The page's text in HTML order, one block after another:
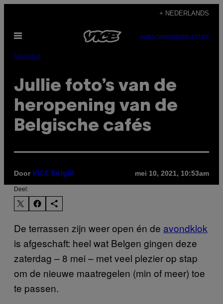
de
inhoud
+ NEDERLANDS
Open
SUBSCRIBENEWSLETTER
Identiteit
Jullie foto’s van de
heropening van de
Belgische cafés
Door VICE België mei 10, 2021, 10:53am
Deel:
De terrassen zijn weer open én de avondklok
is afgeschaft: heel wat Belgen gingen deze
zaterdag – 8 mei – met veel plezier op stap
om de nieuwe maatregelen (min of meer) toe
te passen.